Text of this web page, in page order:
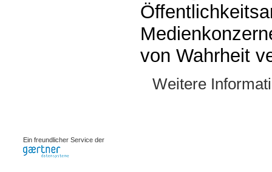
von Wahrheit
Weitere
Ein freundlicher Service der